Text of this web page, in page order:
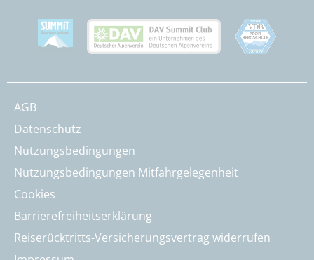
AGB
Datenschutz
Nutzungsbedingungen
Nutzungsbedingungen Mitfahrgelegenheit
Cookies
Barrierefreiheitserklärung
Reiserücktritts-Versicherungsvertrag widerrufen